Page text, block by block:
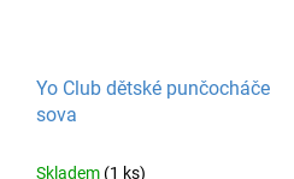
Yo Club dětské punčocháče
sova
Skladem (1 ks)